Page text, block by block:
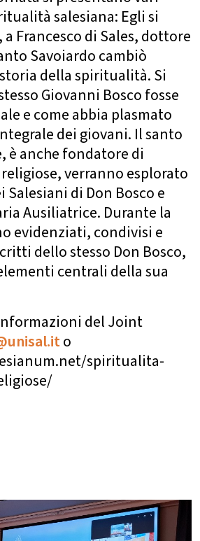
salesiana: Egli si
Francesco di Sales, dottore
Savoiardo cambiò
della spiritualità. Si
Giovanni Bosco fosse
e come abbia plasmato
dei giovani. Il santo
è anche fondatore di
verranno esplorato
di Don Bosco e
Ausiliatrice. Durante la
evidenziati, condivisi e
dello stesso Don Bosco,
centrali della sua
del Joint
o
spiritualita-